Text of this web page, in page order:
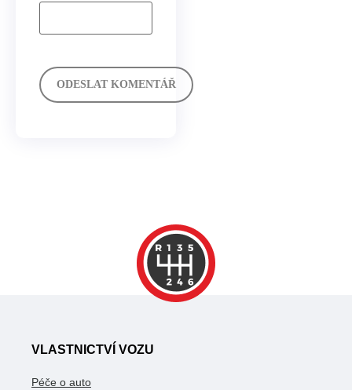
VLASTNICTVÍ VOZU
Péče o auto